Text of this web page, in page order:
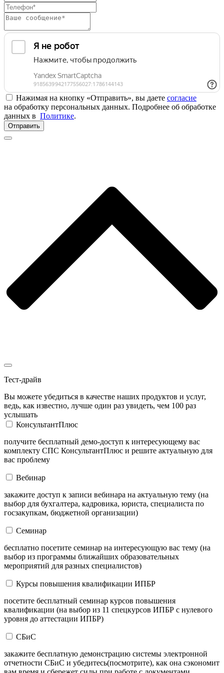
Нажимая на кнопку «Отправить», вы даете согласие
на обработку персональных данных. Подробнее об обработке
данных в Политике.
Отправить
Тест-драйв
Вы можете убедиться в качестве наших продуктов и услуг,
ведь, как известно, лучше один раз увидеть, чем 100 раз
услышать
КонсультантПлюс
получите бесплатный демо-доступ к интересующему вас
комплекту СПС КонсультантПлюс и решите актуальную для
вас проблему
Вебинар
закажите доступ к записи вебинара на актуальную тему (на
выбор для бухгалтера, кадровика, юриста, специалиста по
госзакупкам, бюджетной организации)
Семинар
бесплатно посетите семинар на интересующую вас тему (на
выбор из программы ближайших образовательных
мероприятий для разных специалистов)
Курсы повышения квалификации ИПБР
посетите бесплатный семинар курсов повышения
квалификации (на выбор из 11 спецкурсов ИПБР с нулевого
уровня до аттестации ИПБР)
СБиС
закажите бесплатную демонстрацию системы электронной
отчетности СБиС и убедитесь(посмотрите), как она сэкономит